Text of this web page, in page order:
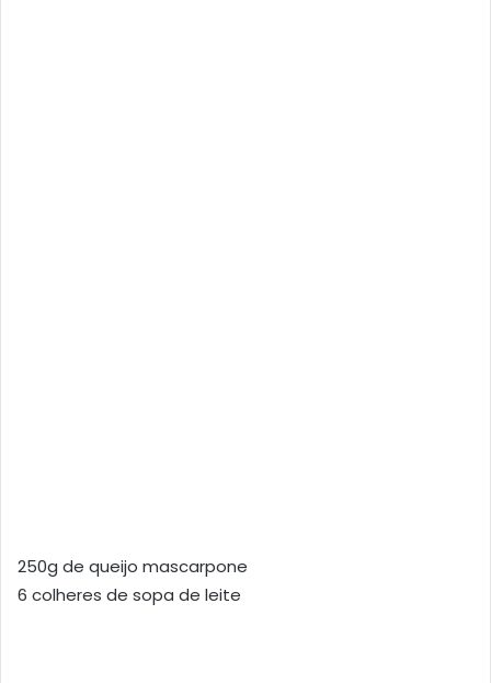
250g de queijo mascarpone
6 colheres de sopa de leite